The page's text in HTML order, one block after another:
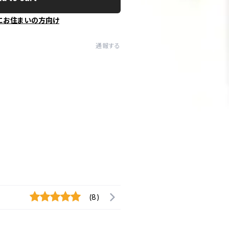
お住まいの方向け
通報する
(8)